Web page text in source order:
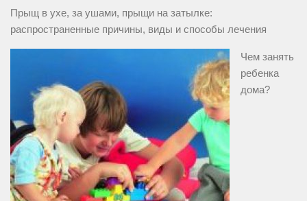
Прыщ в ухе, за ушами, прыщи на затылке:
распространенные причины, виды и способы лечения
Чем занять
ребенка
дома?